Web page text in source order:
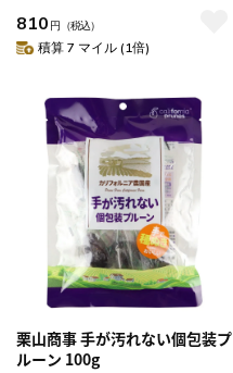
810 円 （税込）
積算 7 マイル (1倍)
栗山商事 手が汚れない個包装プ
ルーン 100g